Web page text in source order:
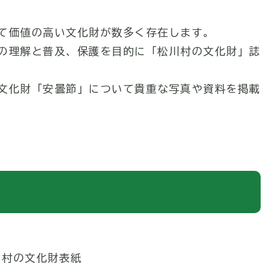
値の高い文化財が数多く存在します。
理解と普及、保護を目的に「松川村の文化財」誌
化財「安曇節」について貴重な写真や資料を掲載